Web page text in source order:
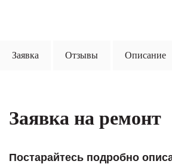
Заявка Отзывы Описание
Заявка на ремонт
Постарайтесь подробно